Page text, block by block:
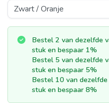
Bestel 2 van dezelfde
stuk en bespaar 1%
Bestel 5 van dezelfde
stuk en bespaar 5%
Bestel 10 van
stuk en bespaar 8%